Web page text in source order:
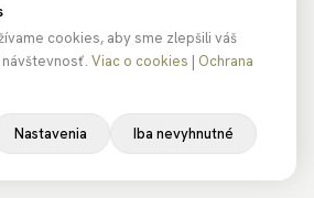
cookies, aby sme zlepšili váš
Viac o cookies | Ochrana
Nastavenia Iba nevyhnutné